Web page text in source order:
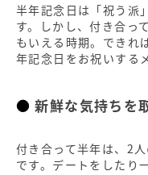
温泉やリッチなホテ
夜景＆ドライブデ
半年記念日に用意したいサ
手料理を作る
半年記念日をお祝いして2
半年記念日は「祝う派
す。しかし、付き合っ
もいえる時期。できれ
年記念日をお祝いする
新鮮な気持ちを
付き合って半年は、2
です。デートをしたり